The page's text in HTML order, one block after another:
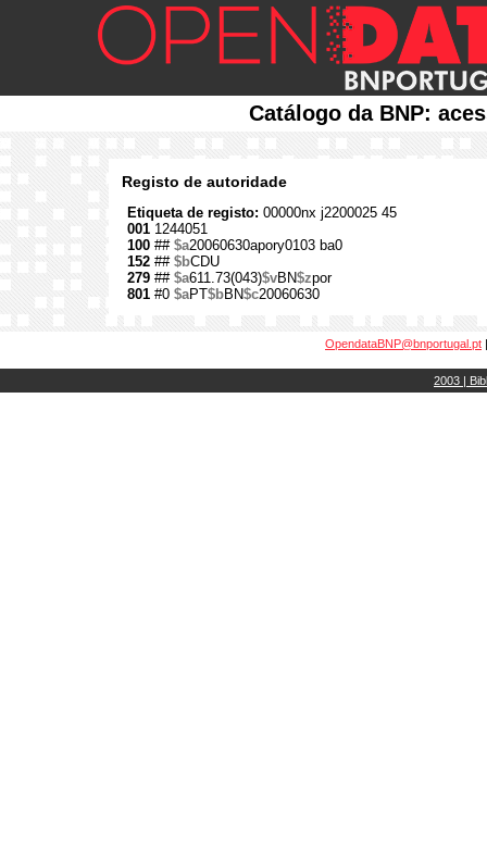
Catálogo da BNP:
Registo de autoridade
Etiqueta de registo: 00000nx j2200025 45
001 1244051
100 ## $a20060630apory0103 ba0
152 ## $bCDU
279 ## $a611.73(043)$vBN$zpor
801 #0 $aPT$bBN$c20060630
OpendataBNP@bnportugal.pt
2003 |